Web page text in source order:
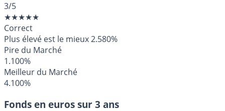
3/5
★★★★★
Correct
Plus élevé est le mieux2.580%
Pire du Marché
1.100%
Meilleur du Marché
4.100%
Fonds en euros sur 3 ans